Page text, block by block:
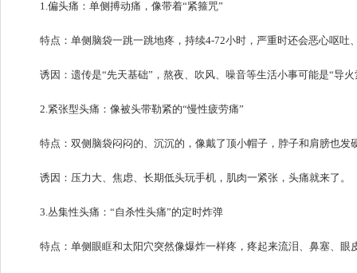
1.偏头痛：单侧搏动痛，像带着“紧箍咒”
特点：单侧脑袋一跳一跳地疼，持续4-72小时，严重时还会恶心呕
诱因：遗传是“先天基础”，熬夜、吹风、噪音等生活小事可能是“导火
2.紧张型头痛：像被头带勒紧的“慢性疲劳痛”
特点：双侧脑袋闷闷的、沉沉的，像戴了顶小帽子，脖子和肩膀也发
诱因：压力大、焦虑、长期低头玩手机，肌肉一紧张，头痛就来了。
3.丛集性头痛：“自杀性头痛”的定时炸弹
特点：单侧眼眶和太阳穴突然像爆炸一样疼，疼起来流泪、鼻塞、